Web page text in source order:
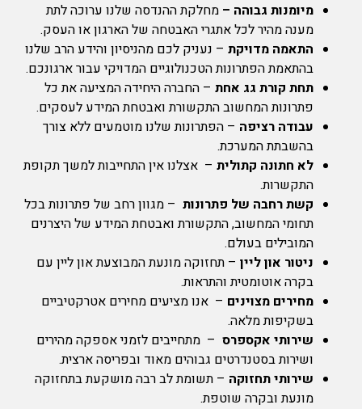
מיומנות גבוהה – מחלקת ההנדסה שלנו ערוכה לתת
מענה מהיר לכל אתגרי האבטחה של הארגון או העסק.
התאמה מדויקת – נעניק לכם מהניסיון והידע הרב שלנו
בהתאמת הפתרונות הטכנולוגיים המדויקי עבור ארגונכם.
תחת קורת גג אחת – החברה היחידה המציעה את כל
פתרונות המחשוב התקשורת ואבטחת המידע לעסקים.
עבודה רציפה – הפתרונות שלנו מוטמעים ללא צורך
בהשבתת המערכת.
לא חתונה קתולית – אצלנו אין התחייבות למשך תקופת
התקשרות.
קשת רחבה של פתרונות – מגוון רחב של פתרונות בכל
תחומי המחשוב, התקשורת ואבטחת המידע של היצרנים
המובילים בעולם.
ניטור און ליין – תחזוקה מונעת המבוצעת און ליין עם
בקרה אוטומטית והתראות.
מחירים מצוינים – אנו מציעים מחירים אטרקטיביים
בשקיפות מלאה.
שירותי אקספרס – מתחייבים לזמני אספקה מהירים
ושירות בסטנדרטים גבוהים מאוד ובפריסה ארצית.
שירותי תחזוקה – תשומת לב רבה מושקעת בתחזוקה
מונעת ובקרה שוטפת.